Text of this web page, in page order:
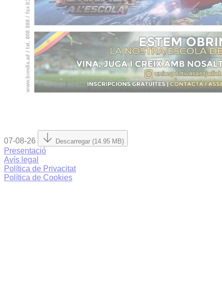
07-08-26 Descarregar (14.95 MB)
Presentació
Avís legal
Política de Privacitat
Política de Cookies